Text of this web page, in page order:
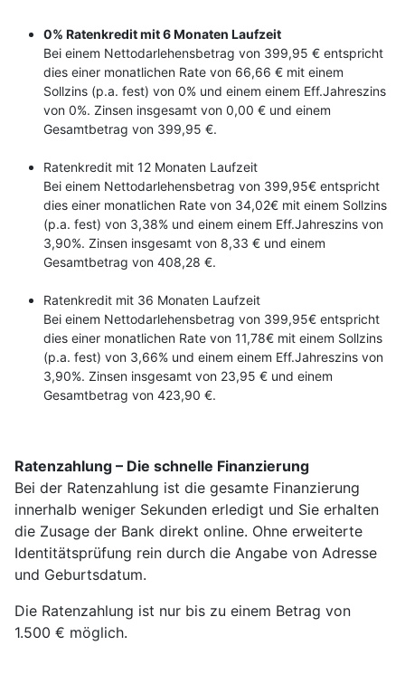
0% Ratenkredit mit 6 Monaten Laufzeit
Bei einem Nettodarlehensbetrag von 399,95 € entspricht
dies einer monatlichen Rate von 66,66 € mit einem
Sollzins (p.a. fest) von 0% und einem einem Eff.Jahreszins
von 0%. Zinsen insgesamt von 0,00 € und einem
Gesamtbetrag von 399,95 €.
Ratenkredit mit 12 Monaten Laufzeit
Bei einem Nettodarlehensbetrag von 399,95€ entspricht
dies einer monatlichen Rate von 34,02€ mit einem Sollzins
(p.a. fest) von 3,38% und einem einem Eff.Jahreszins von
3,90%. Zinsen insgesamt von 8,33 € und einem
Gesamtbetrag von 408,28 €.
Ratenkredit mit 36 Monaten Laufzeit
Bei einem Nettodarlehensbetrag von 399,95€ entspricht
dies einer monatlichen Rate von 11,78€ mit einem Sollzins
(p.a. fest) von 3,66% und einem einem Eff.Jahreszins von
3,90%. Zinsen insgesamt von 23,95 € und einem
Gesamtbetrag von 423,90 €.
Ratenzahlung – Die schnelle Finanzierung
Bei der Ratenzahlung ist die gesamte Finanzierung
innerhalb weniger Sekunden erledigt und Sie erhalten
die Zusage der Bank direkt online. Ohne erweiterte
Identitätsprüfung rein durch die Angabe von Adresse
und Geburtsdatum.
Die Ratenzahlung ist nur bis zu einem Betrag von
1.500 € möglich.